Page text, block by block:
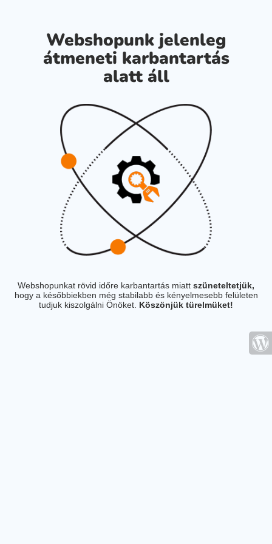
Webshopunk jelenleg
átmeneti karbantartás
alatt áll
Webshopunkat rövid időre karbantartás miatt szüneteltetjük,
hogy a későbbiekben még stabilabb és kényelmesebb felületen
tudjuk kiszolgálni Önöket. Köszönjük türelmüket!